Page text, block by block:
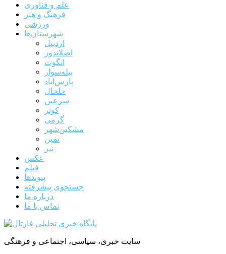
علم و فناوری
فرهنگ و هنر
ورزشی
شهرستان‌ها
اردبیل
اصلاندوز
انگوت
بیله‌سوار
پارس‌آباد
خلخال
سرعین
کوثر
گرمی
مشکین‌شهر
نمین
نیر
عکس
فیلم
پیوندها
جستجوی پیشرفته
درباره ما
تماس با ما
سایت خبری، سیاسی، اجتماعی و فرهنگی